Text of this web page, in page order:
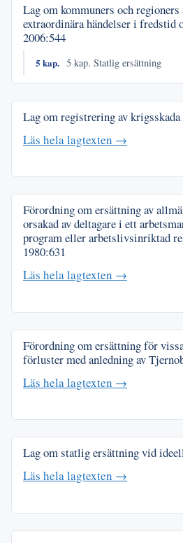
Lag om kommuners och
extraordinära händelser i fredstid
2006:544
5 kap. 5 kap. Statlig ersättning
Lag om registrering av krigsskada
Läs hela lagtexten →
Förordning om ersättning av
orsakad av deltagare i ett
program eller arbetslivsinriktad
1980:631
Läs hela lagtexten →
Förordning om ersättning för
förluster med anledning av
Läs hela lagtexten →
Lag om statlig ersättning vid
Läs hela lagtexten →